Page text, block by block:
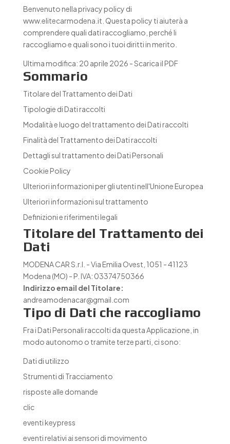
Benvenuto nella privacy policy di
www.elitecarmodena.it. Questa policy ti aiuterà a
comprendere quali dati raccogliamo, perché li
raccogliamo e quali sono i tuoi diritti in merito.
Ultima modifica: 20 aprile 2026 -Scarica il PDF
Sommario
Titolare del Trattamento dei Dati
Tipologie di Dati raccolti
Modalità e luogo del trattamento dei Dati raccolti
Finalità del Trattamento dei Dati raccolti
Dettagli sul trattamento dei Dati Personali
Cookie Policy
Ulteriori informazioni per gli utenti nell'Unione Europea
Ulteriori informazioni sul trattamento
Definizioni e riferimenti legali
Titolare del Trattamento dei
Dati
MODENA CAR S.r.l. - Via Emilia Ovest, 1051 - 41123
Modena (MO) - P. IVA: 03374750366
Indirizzo email del Titolare:
andreamodenacar@gmail.com
Tipo di Dati che raccogliamo
Fra i Dati Personali raccolti da questa Applicazione, in
modo autonomo o tramite terze parti, ci sono:
Dati di utilizzo
Strumenti di Tracciamento
risposte alle domande
clic
eventi keypress
eventi relativi ai sensori di movimento